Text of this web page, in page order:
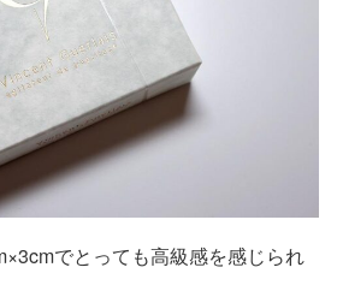
でとっても高級感を感じられ